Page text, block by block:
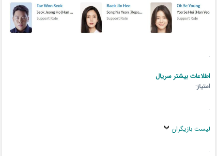
.
اطلاعات بیشتر سریال
امتیاز:
.
لیست بازیگران
.